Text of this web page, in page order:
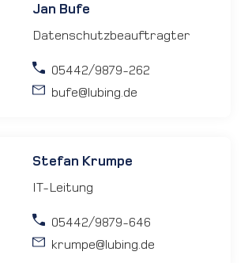
Jan Bufe
Datenschutzbeauftragter
05442/9879-262
bufe@lubing.de
Stefan Krumpe
IT-Leitung
05442/9879-646
krumpe@lubing.de